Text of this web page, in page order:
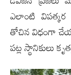
ఎలాంటి విప‌త్క‌ర
తోచిన విధంగా
ప‌ట్ల స్థానికులు